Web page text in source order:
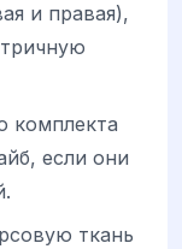
и правая),
комплекта
если они
ткань